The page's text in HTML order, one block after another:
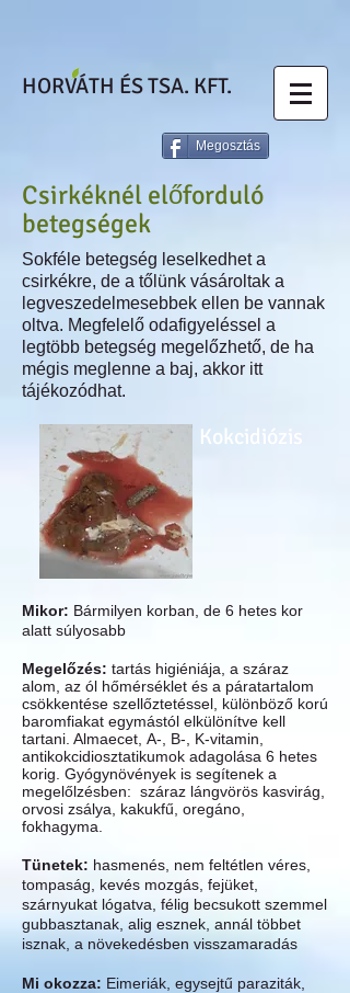
HORVÁTH ÉS TSA. KFT.
Megosztás
Csirkéknél előforduló
betegségek​
Sokféle betegség leselkedhet a
csirkékre, de a tőlünk vásároltak a
legveszedelmesebbek ellen be vannak
oltva. Megfelelő odafigyeléssel a
legtöbb betegség megelőzhető, de ha
mégis meglenne a baj, akkor itt
tájékozódhat.
Kokcidiózis
Mikor: Bármilyen korban, de 6 hetes kor
alatt súlyosabb
Megelőzés: tartás higiéniája, a száraz
alom, az ól hőmérséklet és a páratartalom
csökkentése szellőztetéssel, különböző korú
baromfiakat egymástól elkülönítve kell
tartani. Almaecet, A-, B-, K-vitamin,
antikokcidiosztatikumok adagolása 6 hetes
korig. Gyógynövények is segítenek a
megelőlzésben: száraz lángvörös kasvirág,
orvosi zsálya, kakukfű, oregáno,
fokhagyma.
Tünetek: hasmenés, nem feltétlen véres,
tompaság, kevés mozgás, fejüket,
szárnyukat lógatva, félig becsukott szemmel
gubbasztanak, alig esznek, annál többet
isznak, a növekedésben visszamaradás
Mi okozza: Eimeriák, egysejtű paraziták,